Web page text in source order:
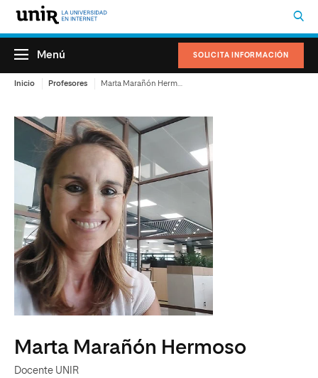
SOLICITA INFORMACIÓN
Menú
Inicio Profesores
Marta Marañón Hermoso
Docente UNIR